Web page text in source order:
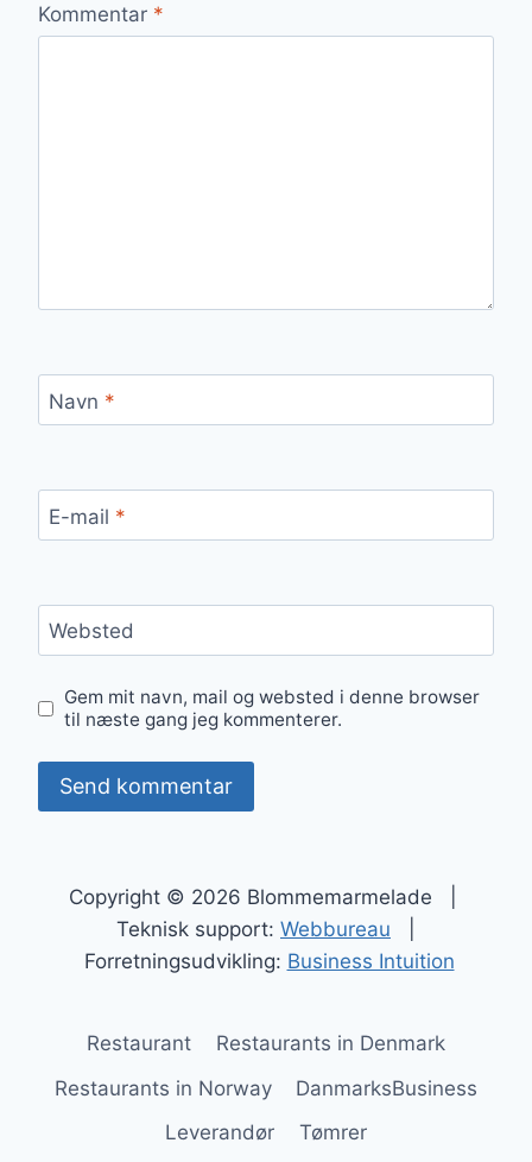
Kommentar *
Navn *
E-mail *
Websted
Gem mit navn, mail og websted i denne browser
til næste gang jeg kommenterer.
Copyright © 2026 Blommemarmelade |
Teknisk support: Webbureau
Forretningsudvikling: Business Intuition
Restaurant
Restaurants in Denmark
Restaurants in Norway
DanmarksBusiness
Leverandør
Tømrer